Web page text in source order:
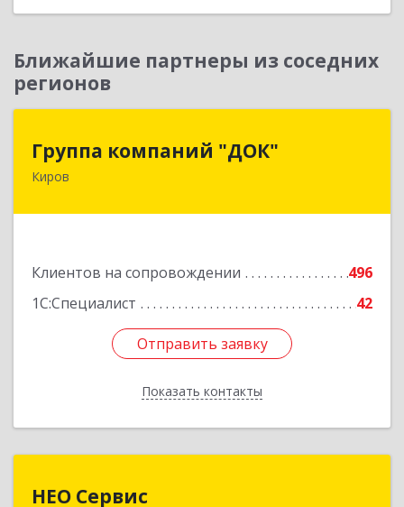
Ближайшие партнеры из соседних
регионов
Группа компаний "ДОК"
Киров
Клиентов на сопровождении
496
1С:Специалист
42
Отправить заявку
Показать контакты
Группа компаний "ДОК"
610017, Кировская обл, Киров г, Горького ул,
Отправить заявку
Назад
НЕО Сервис